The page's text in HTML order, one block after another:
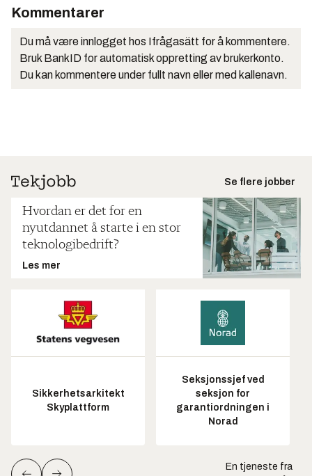
Kommentarer
Du må være innlogget hos Ifrågasätt for å kommentere.
Bruk BankID for automatisk oppretting av brukerkonto.
Du kan kommentere under fullt navn eller med kallenavn.
Se flere jobber
Hvordan er det for en
nyutdannet å starte i en stor
teknologibedrift?
Les mer
Sikkerhetsarkitekt
Skyplattform
Seksjonssjef ved
seksjon for
garantiordningen i
Norad
En tjeneste fra